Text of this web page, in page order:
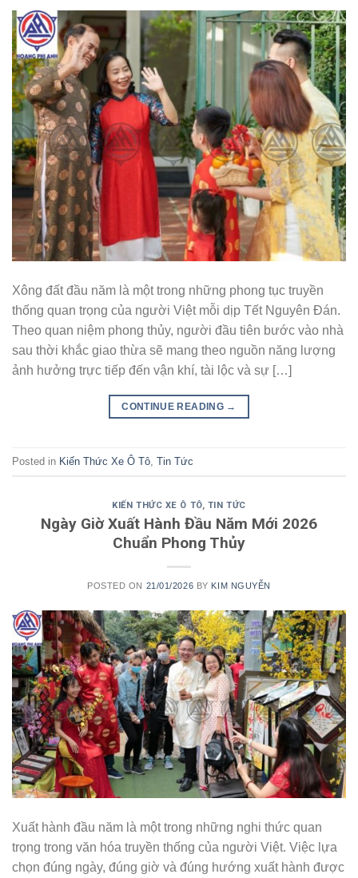
Xông đất đầu năm là một trong những phong tục truyền
thống quan trọng của người Việt mỗi dịp Tết Nguyên Đán.
Theo quan niệm phong thủy, người đầu tiên bước vào nhà
sau thời khắc giao thừa sẽ mang theo nguồn năng lượng
ảnh hưởng trực tiếp đến vận khí, tài lộc và sự […]
CONTINUE READING →
Posted in Kiến Thức Xe Ô Tô Tin Tức
KIẾN THỨC XE Ô TÔ, TIN TỨC
Ngày Giờ Xuất Hành Đầu Năm Mới 2026
Chuẩn Phong Thủy
POSTED ON 21/01/2026 BY KIM NGUYỄN
Xuất hành đầu năm là một trong những nghi thức quan
trọng trong văn hóa truyền thống của người Việt. Việc lựa
chọn đúng ngày, đúng giờ và đúng hướng xuất hành được